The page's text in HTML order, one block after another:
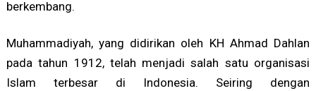
berkembang.
Muhammadiyah, yang didirikan oleh KH Ahmad Dahlan
pada tahun 1912, telah menjadi salah satu organisasi
Islam terbesar di Indonesia. Seiring dengan